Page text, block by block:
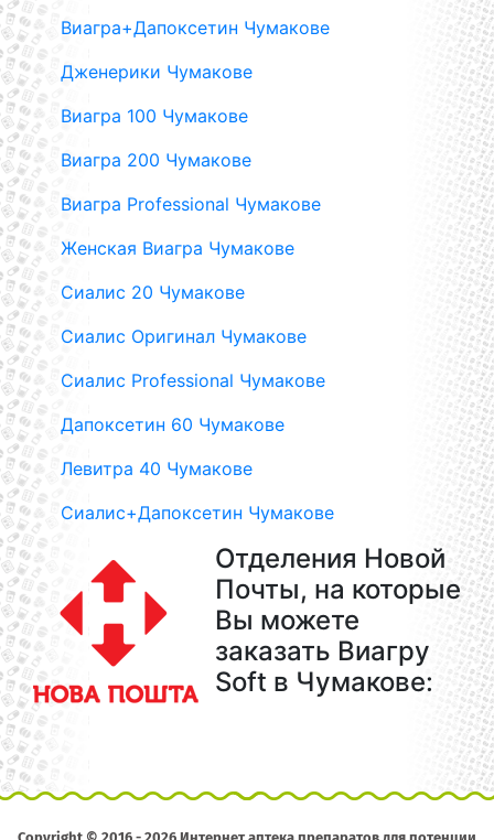
Виагра+Дапоксетин Чумакове
Дженерики Чумакове
Виагра 100 Чумакове
Виагра 200 Чумакове
Виагра Professional Чумакове
Женская Виагра Чумакове
Сиалис 20 Чумакове
Сиалис Оригинал Чумакове
Сиалис Professional Чумакове
Дапоксетин 60 Чумакове
Левитра 40 Чумакове
Сиалис+Дапоксетин Чумакове
Отделения Новой
Почты, на которые
Вы можете
заказать Виагру
Soft в Чумакове: